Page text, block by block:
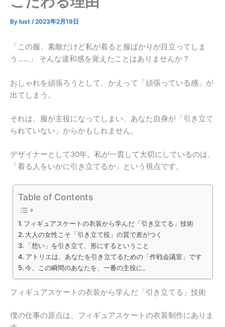
By lust /2023年2月19日
「この服、素敵だけど私が着ると服ばかりが目立ってしま
う……」 そんな違和感を覚えたことはありませんか？
おしゃれを頑張ろうとして、かえって「頑張っている感」が
出てしまう。
それは、服が主役になってしまい、あなた自身が「引き立て
られていない」からかもしれません。
デザイナーとして30年。私が一貫して大切にしているのは、
「着る人をいかに引き立てるか」という視点です。
Table of Contents
フィギュアスケートの衣装から学んだ「引き立てる」技術
大人の女性こそ「引き立て役」の質で差がつく
「想い」を引き立て、形にするということ
アトリエは、あなたを引き立てるための「作戦会議室」です
今、この瞬間のあなたを、一番の主役に。
フィギュアスケートの衣装から学んだ「引き立てる」技術
僕の仕事の原点は、フィギュアスケートの衣装制作にありま